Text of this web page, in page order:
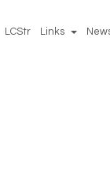
LCStr Links